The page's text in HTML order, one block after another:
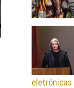
eletrônicas